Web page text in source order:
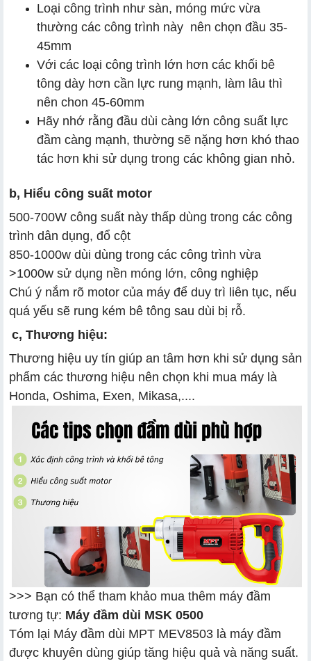
Loại công trình như sàn, móng mức vừa
thường các công trình này nên chọn đầu 35-
45mm
Với các loại công trình lớn hơn các khối bê
tông dày hơn cần lực rung mạnh, làm lâu thì
nên chon 45-60mm
Hãy nhớ rằng đầu dùi càng lớn công suất lực
đầm càng mạnh, thường sẽ nặng hơn khó thao
tác hơn khi sử dụng trong các không gian nhỏ.
b, Hiểu công suất motor
500-700W công suất này thấp dùng trong các công
trình dân dụng, đổ cột
850-1000w dùi dùng trong các công trình vừa
>1000w sử dụng nền móng lớn, công nghiệp
Chú ý nắm rõ motor của máy để duy trì liên tục, nếu
quá yếu sẽ rung kém bê tông sau dùi bị rỗ.
c, Thương hiệu:
Thương hiệu uy tín giúp an tâm hơn khi sử dụng sản
phẩm các thương hiệu nên chọn khi mua máy là
Honda, Oshima, Exen, Mikasa,....
>>> Bạn có thể tham khảo mua thêm máy đầm
tương tự: Máy đầm dùi MSK 0500
Tóm lại Máy đầm dùi MPT MEV8503 là máy đầm
được khuyên dùng giúp tăng hiệu quả và năng suất.